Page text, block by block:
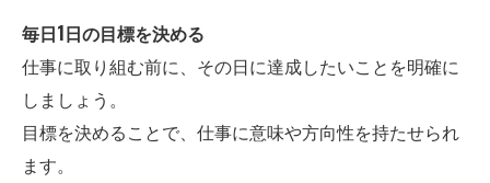
毎日1日の目標を決める
仕事に取り組む前に、その日に達成したいことを明確に
しましょう。
目標を決めることで、仕事に意味や方向性を持たせられ
ます。